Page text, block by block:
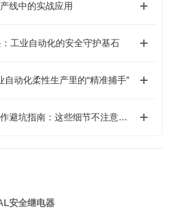
线中的实战应用
工业自动化的安全守护基石
动化柔性生产里的“精准捕手”
IPR机器人快换装置操作避坑指南：这些细节不注意，快换优势全白搭
安全继电器